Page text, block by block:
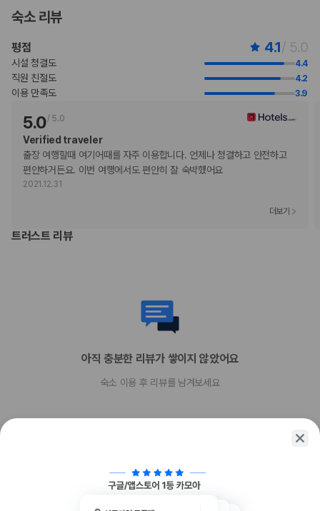
현금 결제 불가
반려동물
반려동물 동반 불가
숙소 리뷰
평점 4.1/ 5.0
시설 청결도 4.4
직원 친절도 4.2
이용 만족도 3.9
5.0/ 5.0
Verified traveler
출장 여행할때 여기어때를 자주 이용합니다. 언제나 청결하고 안전하고
편안하거든요. 이번 여행에서도 편안히 잘 숙박했어요
2021.12.31
더보기
트러스트 리뷰
아직 충분한 리뷰가 쌓이지 않았어요
숙소 이용 후 리뷰를 남겨보세요
함께 가는 친구에게 정보를 공유해보세요